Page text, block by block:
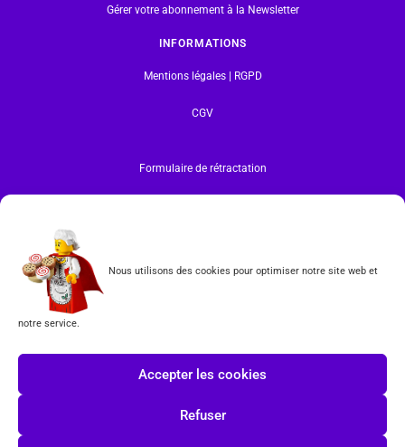
Nous utilisons des cookies pour optimiser notre site web et
notre service.
Accepter les cookies
Refuser
Gérer votre abonnement à la Newsletter
INFORMATIONS
Mentions légales | RGPD
CGV
Formulaire de rétractation
en restent les propriétaires. Tous droits réservés.
INSCRIPTION À LA NEWSLETTER
J'accepte les conditions duRGPD.